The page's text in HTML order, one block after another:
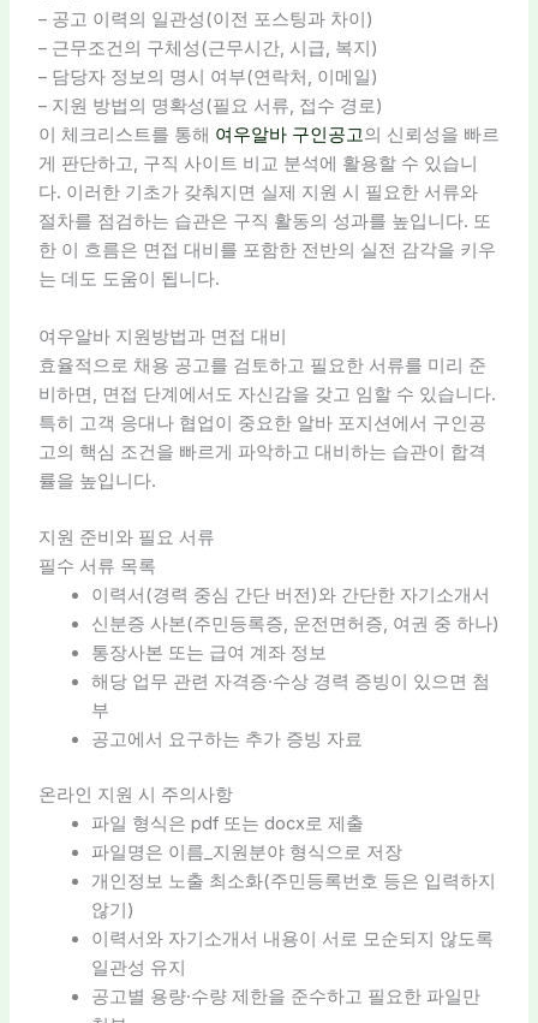
– 공고 이력의 일관성(이전 포스팅과 차이)
– 근무조건의 구체성(근무시간, 시급, 복지)
– 담당자 정보의 명시 여부(연락처, 이메일)
– 지원 방법의 명확성(필요 서류, 접수 경로)
이 체크리스트를 통해 여우알바 구인공고의 신뢰성을 빠르
게 판단하고, 구직 사이트 비교 분석에 활용할 수 있습니
다. 이러한 기초가 갖춰지면 실제 지원 시 필요한 서류와
절차를 점검하는 습관은 구직 활동의 성과를 높입니다. 또
한 이 흐름은 면접 대비를 포함한 전반의 실전 감각을 키우
는 데도 도움이 됩니다.
여우알바 지원방법과 면접 대비
효율적으로 채용 공고를 검토하고 필요한 서류를 미리 준
비하면, 면접 단계에서도 자신감을 갖고 임할 수 있습니다.
특히 고객 응대나 협업이 중요한 알바 포지션에서 구인공
고의 핵심 조건을 빠르게 파악하고 대비하는 습관이 합격
률을 높입니다.
지원 준비와 필요 서류
필수 서류 목록
이력서(경력 중심 간단 버전)와 간단한 자기소개서
신분증 사본(주민등록증, 운전면허증, 여권 중 하나)
통장사본 또는 급여 계좌 정보
해당 업무 관련 자격증·수상 경력 증빙이 있으면 첨
부
공고에서 요구하는 추가 증빙 자료
온라인 지원 시 주의사항
파일 형식은 pdf 또는 docx로 제출
파일명은 이름_지원분야 형식으로 저장
개인정보 노출 최소화(주민등록번호 등은 입력하지
않기)
이력서와 자기소개서 내용이 서로 모순되지 않도록
일관성 유지
공고별 용량·수량 제한을 준수하고 필요한 파일만